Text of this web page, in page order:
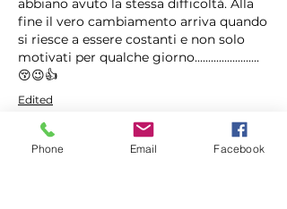
abbiano avuto la stessa difficoltà. Alla
fine il vero cambiamento arriva quando
si riesce a essere costanti e non solo
motivati per qualche giorno........................
😚😉👍
Edited
Like
Phone Email Facebook